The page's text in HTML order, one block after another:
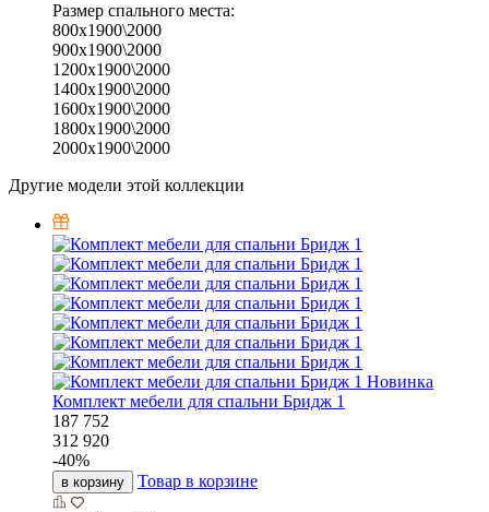
Размер спального места:
800х1900\2000
900х1900\2000
1200х1900\2000
1400х1900\2000
1600х1900\2000
1800х1900\2000
2000х1900\2000
Другие модели этой коллекции
Новинка
Комплект мебели для спальни Бридж 1
187 752
312 920
-40%
в корзину Товар в корзине